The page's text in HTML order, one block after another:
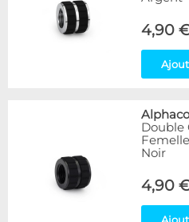
4,90
Double
Noir
4,90